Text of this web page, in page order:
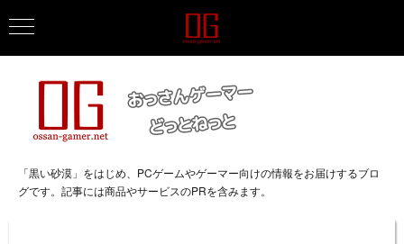
「黒い砂漠」をはじめ、PCゲームやゲーマー向けの情報をお届けするブロ
グです。記事には商品やサービスのPRを含みます。